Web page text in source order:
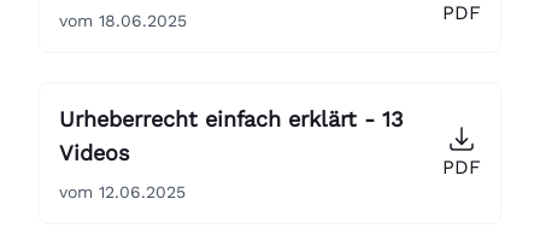
vom 18.06.2025 PDF
Urheberrecht einfach erklärt - 13
Videos
vom 12.06.2025
PDF